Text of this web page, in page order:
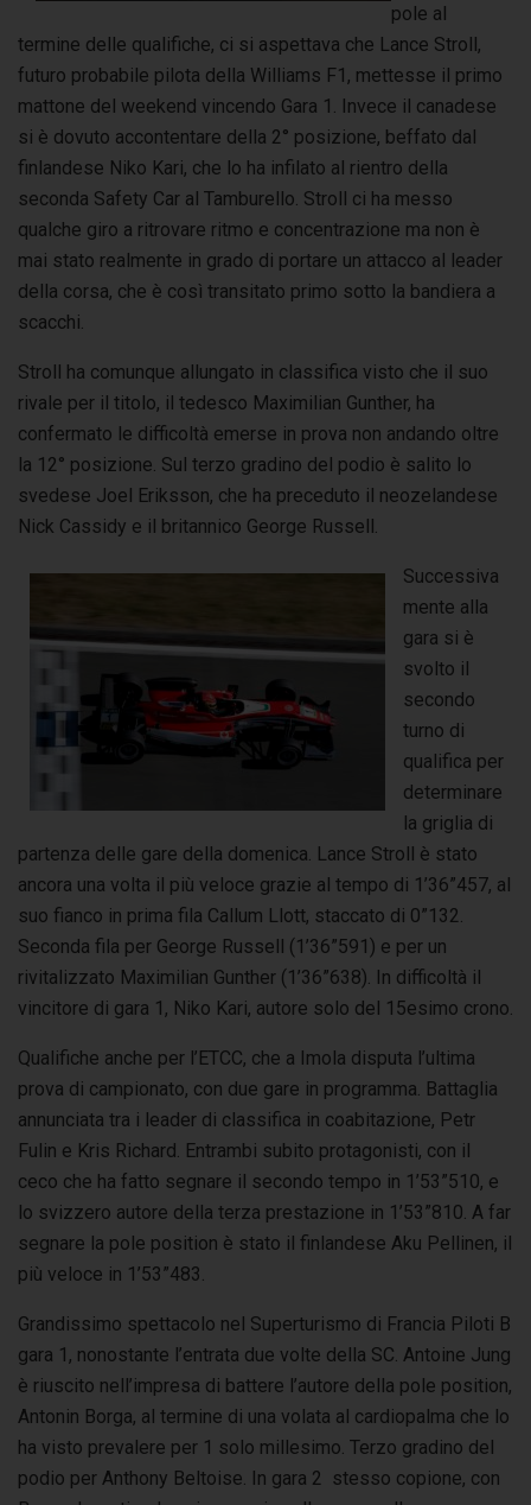
pole al
termine delle qualifiche, ci si aspettava che Lance Stroll,
futuro probabile pilota della Williams F1, mettesse il primo
mattone del weekend vincendo Gara 1. Invece il canadese
si è dovuto accontentare della 2° posizione, beffato dal
finlandese Niko Kari, che lo ha infilato al rientro della
seconda Safety Car al Tamburello. Stroll ci ha messo
qualche giro a ritrovare ritmo e concentrazione ma non è
mai stato realmente in grado di portare un attacco al leader
della corsa, che è così transitato primo sotto la bandiera a
scacchi.
Stroll ha comunque allungato in classifica visto che il suo
rivale per il titolo, il tedesco Maximilian Gunther, ha
confermato le difficoltà emerse in prova non andando oltre
la 12° posizione. Sul terzo gradino del podio è salito lo
svedese Joel Eriksson, che ha preceduto il neozelandese
Nick Cassidy e il britannico George Russell.
Successiva
mente alla
gara si è
svolto il
secondo
turno di
qualifica per
determinare
la griglia di
partenza delle gare della domenica. Lance Stroll è stato
ancora una volta il più veloce grazie al tempo di 1’36”457, al
suo fianco in prima fila Callum Llott, staccato di 0”132.
Seconda fila per George Russell (1’36”591) e per un
rivitalizzato Maximilian Gunther (1’36”638). In difficoltà il
vincitore di gara 1, Niko Kari, autore solo del 15esimo crono.
Qualifiche anche per l’ETCC, che a Imola disputa l’ultima
prova di campionato, con due gare in programma. Battaglia
annunciata tra i leader di classifica in coabitazione, Petr
Fulin e Kris Richard. Entrambi subito protagonisti, con il
ceco che ha fatto segnare il secondo tempo in 1’53”510, e
lo svizzero autore della terza prestazione in 1’53”810. A far
segnare la pole position è stato il finlandese Aku Pellinen, il
più veloce in 1’53”483.
Grandissimo spettacolo nel Superturismo di Francia Piloti B
gara 1, nonostante l’entrata due volte della SC. Antoine Jung
è riuscito nell’impresa di battere l’autore della pole position,
Antonin Borga, al termine di una volata al cardiopalma che lo
ha visto prevalere per 1 solo millesimo. Terzo gradino del
podio per Anthony Beltoise. In gara 2 stesso copione, con